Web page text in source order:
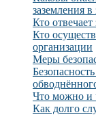
заземления в
Кто
Кто
организации
Меры
Что можно и
Как долго